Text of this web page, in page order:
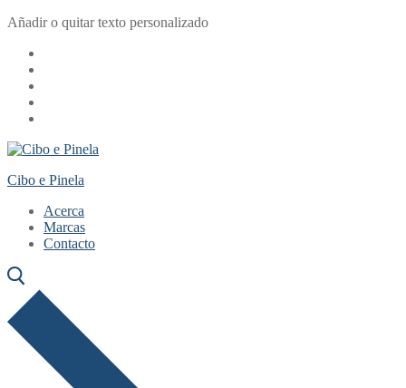
Ir
contenido
Menú
Cerrar
Añadir o quitar texto personalizado
Cibo e Pinela
Acerca
Marcas
Contacto